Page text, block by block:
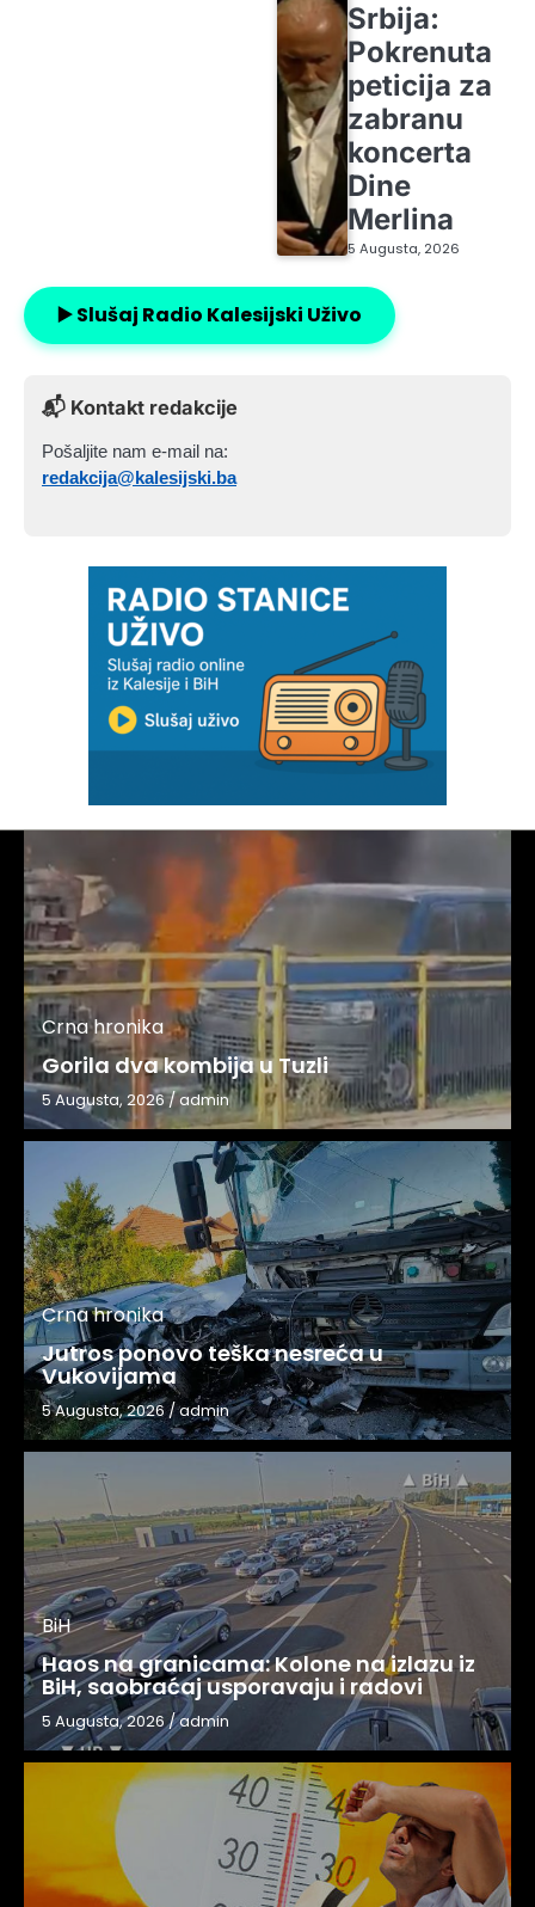
Srbija:
Pokrenuta
peticija za
zabranu
koncerta
Dine
Merlina
5 Augusta, 2026
▶️ Slušaj Radio Kalesijski Uživo
📬 Kontakt redakcije
Pošaljite nam e-mail na:
redakcija@kalesijski.ba
Crna hronika
Gorila dva kombija u Tuzli
5 Augusta, 2026/admin
Crna hronika
Jutros ponovo teška nesreća u
Vukovijama
5 Augusta, 2026/admin
BiH
Haos na granicama: Kolone na izlazu iz
BiH, saobraćaj usporavaju i radovi
5 Augusta, 2026/admin